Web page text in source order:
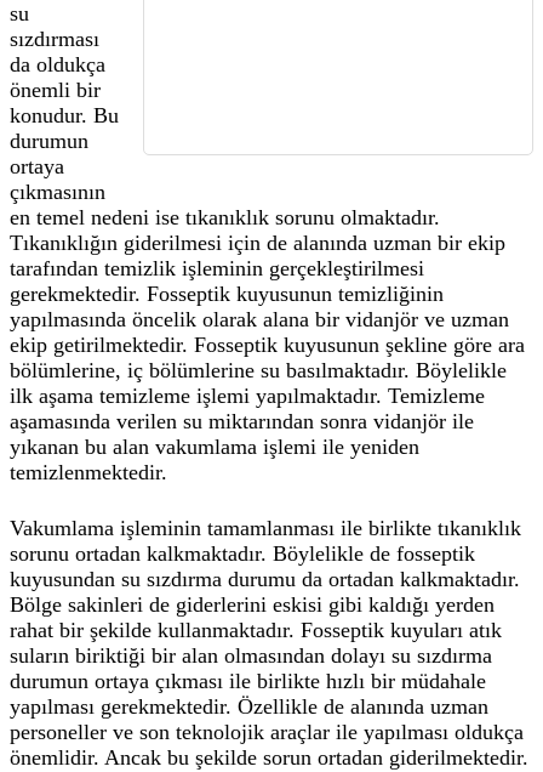
su
sızdırması
da oldukça
önemli bir
konudur. Bu
durumun
ortaya
çıkmasının
en temel nedeni ise tıkanıklık sorunu olmaktadır.
Tıkanıklığın giderilmesi için de alanında uzman bir ekip
tarafından temizlik işleminin gerçekleştirilmesi
gerekmektedir. Fosseptik kuyusunun temizliğinin
yapılmasında öncelik olarak alana bir vidanjör ve uzman
ekip getirilmektedir. Fosseptik kuyusunun şekline göre ara
bölümlerine, iç bölümlerine su basılmaktadır. Böylelikle
ilk aşama temizleme işlemi yapılmaktadır. Temizleme
aşamasında verilen su miktarından sonra vidanjör ile
yıkanan bu alan vakumlama işlemi ile yeniden
temizlenmektedir.
Vakumlama işleminin tamamlanması ile birlikte tıkanıklık
sorunu ortadan kalkmaktadır. Böylelikle de fosseptik
kuyusundan su sızdırma durumu da ortadan kalkmaktadır.
Bölge sakinleri de giderlerini eskisi gibi kaldığı yerden
rahat bir şekilde kullanmaktadır. Fosseptik kuyuları atık
suların biriktiği bir alan olmasından dolayı su sızdırma
durumun ortaya çıkması ile birlikte hızlı bir müdahale
yapılması gerekmektedir. Özellikle de alanında uzman
personeller ve son teknolojik araçlar ile yapılması oldukça
önemlidir. Ancak bu şekilde sorun ortadan giderilmektedir.